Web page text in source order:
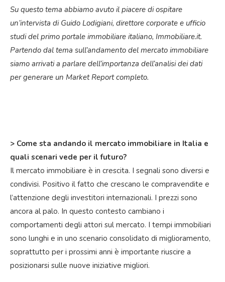
Su questo tema abbiamo avuto il piacere di ospitare
un’intervista di Guido Lodigiani, direttore corporate e ufficio
studi del primo portale immobiliare italiano, Immobiliare.it.
Partendo dal tema sull’andamento del mercato immobiliare
siamo arrivati a parlare dell’importanza dell’analisi dei dati
per generare un Market Report completo.
> Come sta andando il mercato immobiliare in Italia e
quali scenari vede per il futuro?
Il mercato immobiliare è in crescita. I segnali sono diversi e
condivisi. Positivo il fatto che crescano le compravendite e
l’attenzione degli investitori internazionali. I prezzi sono
ancora al palo. In questo contesto cambiano i
comportamenti degli attori sul mercato. I tempi immobiliari
sono lunghi e in uno scenario consolidato di miglioramento,
soprattutto per i prossimi anni è importante riuscire a
posizionarsi sulle nuove iniziative migliori.